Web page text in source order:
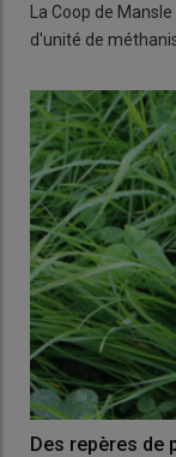
La Coop de
d'unité de
Des repères de